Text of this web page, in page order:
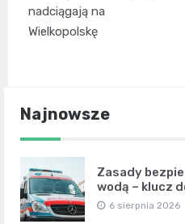
nadciągają na
Wielkopolskę
Najnowsze
Zasady
wodą – klucz
6 sierpnia 2026